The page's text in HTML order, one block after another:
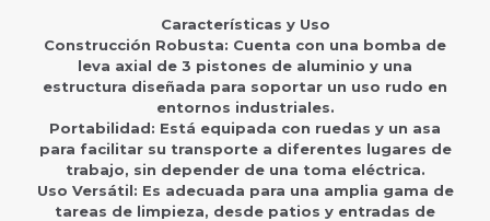
Características y Uso
Construcción Robusta: Cuenta con una bomba de
leva axial de 3 pistones de aluminio y una
estructura diseñada para soportar un uso rudo en
entornos industriales.
Portabilidad: Está equipada con ruedas y un asa
para facilitar su transporte a diferentes lugares de
trabajo, sin depender de una toma eléctrica.
Uso Versátil: Es adecuada para una amplia gama de
tareas de limpieza, desde patios y entradas de